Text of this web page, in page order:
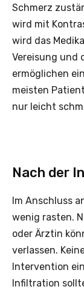
Schmerz
wird mit
wird das
Vereisung und
ermöglichen
meisten
nur leicht
Nach der
Im Anschluss
wenig rasten.
oder Ärztin
verlassen.
Intervention
Infiltration